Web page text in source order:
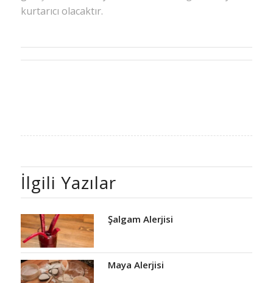
kurtarıcı olacaktır.
İlgili Yazılar
Şalgam Alerjisi
Maya Alerjisi